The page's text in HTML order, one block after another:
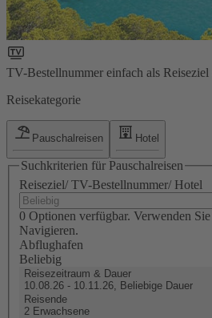
TV-Bestellnummer einfach als Reiseziel
Reisekategorie
Pauschalreisen Hotel
Suchkriterien für Pauschalreisen
Reiseziel/ TV-Bestellnummer/ Hotel
0 Optionen verfügbar. Verwenden
Navigieren.
Abflughafen
Beliebig
Reisezeitraum & Dauer
10.08.26 - 10.11.26, Beliebige Dauer
Reisende
2 Erwachsene